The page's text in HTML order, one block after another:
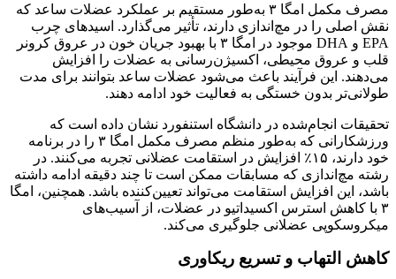
مصرف مکمل امگا ۳ به‌طور مستقیم بر عملکرد عضلات ساعد که
نقش اصلی را در مچ‌اندازی دارند، تأثیر می‌گذارد. اسیدهای چرب
EPA و DHA موجود در امگا ۳ با بهبود جریان خون در عروق کرونر
قلب و عروق محیطی، اکسیژن‌رسانی به عضلات را افزایش
می‌دهند. این فرآیند باعث می‌شود عضلات ساعد بتوانند برای مدت
طولانی‌تر بدون خستگی به فعالیت خود ادامه دهند.
تحقیقات انجام‌شده در دانشگاه استنفورد نشان داده است که
ورزشکارانی که به‌طور منظم مصرف مکمل امگا ۳ را در برنامه
خود دارند، ۱۵٪ افزایش در استقامت عضلانی تجربه می‌کنند. در
رشته مچ‌اندازی که مسابقات ممکن است تا چند دقیقه ادامه داشته
باشد، این افزایش استقامت می‌تواند تعیین‌کننده باشد. همچنین، امگا
۳ با کاهش استرس اکسیداتیو در عضلات، از آسیب‌های
میکروسکوپی عضلانی جلوگیری می‌کند.
کاهش التهاب و تسریع ریکاوری